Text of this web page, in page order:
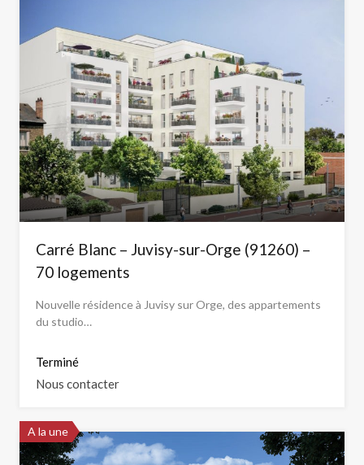
Carré Blanc – Juvisy-sur-Orge (91260) –
70 logements
Nouvelle résidence à Juvisy sur Orge, des appartements
du studio…
Terminé
Nous contacter
A la une